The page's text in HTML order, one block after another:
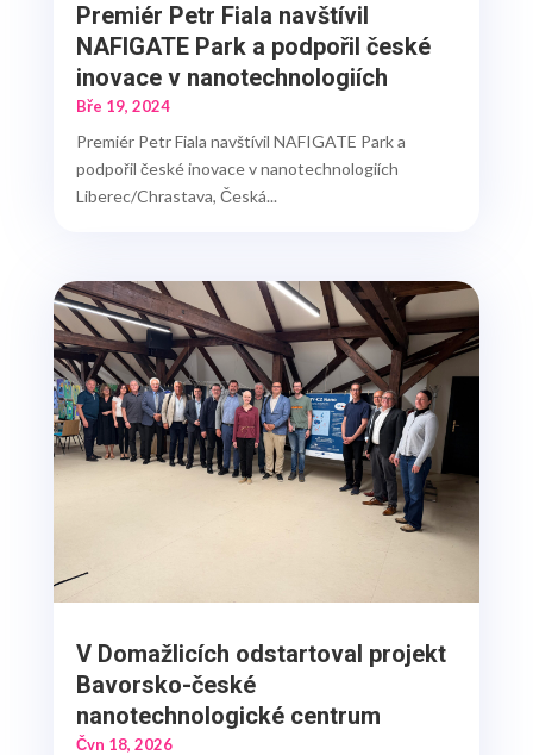
Premiér Petr Fiala navštívil
NAFIGATE Park a podpořil české
inovace v nanotechnologiích
Bře 19, 2024
Premiér Petr Fiala navštívil NAFIGATE Park a
podpořil české inovace v nanotechnologiích
Liberec/Chrastava, Česká...
V Domažlicích odstartoval projekt
Bavorsko-české
nanotechnologické centrum
Čvn 18, 2026